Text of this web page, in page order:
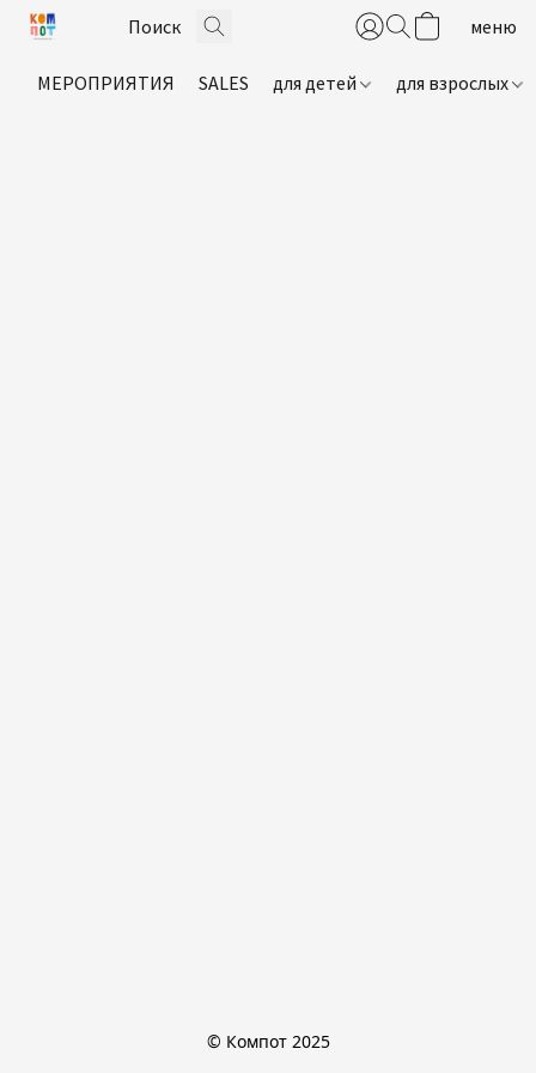
МЕРОПРИЯТИЯ SALES для детей для взрослых
© Компот 2025